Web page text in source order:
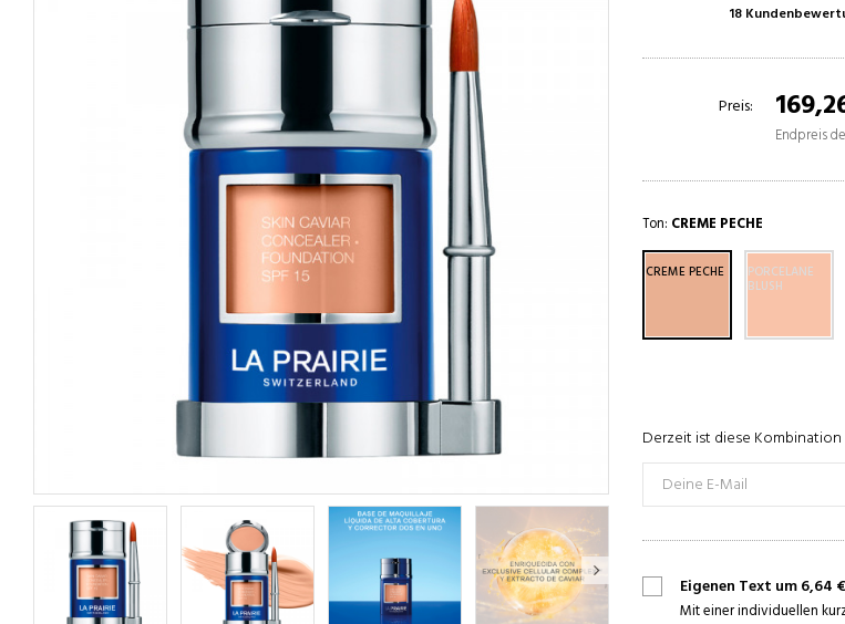
18
Preis:
Endpreis
Ton: CREME PECHE
CREME PECHE PORCELANE
BLUSH
Derzeit ist diese
Eigenen Text um 6,64
Mit einer individuellen